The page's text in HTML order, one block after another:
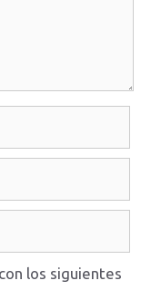
los siguientes